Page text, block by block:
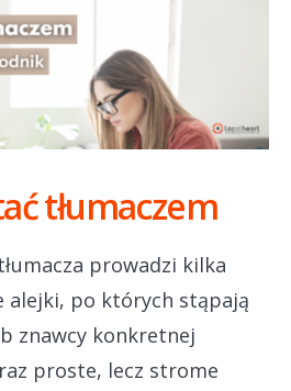
tłumaczem
prowadzi kilka
alejki, po których stąpają
znawcy konkretnej
proste, lecz strome